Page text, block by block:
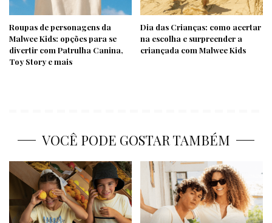
Roupas de personagens da
Malwee Kids: opções para se
divertir com Patrulha Canina,
Toy Story e mais
Dia das Crianças: como acertar
na escolha e surpreender a
criançada com Malwee Kids
VOCÊ PODE GOSTAR TAMBÉM